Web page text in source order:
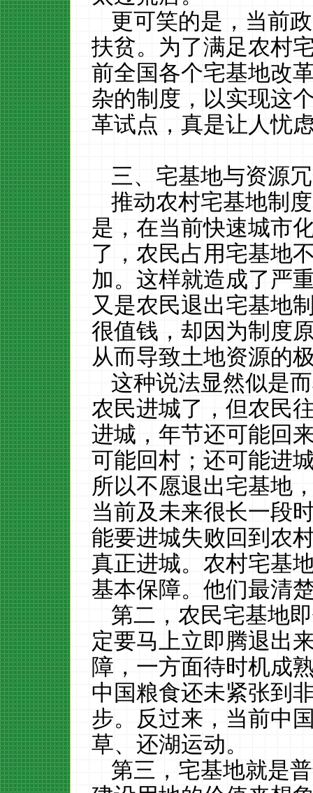
更可笑的是，当前
扶贫。为了满足农村
前全国各个宅基地改
杂的制度，以实现这
革试点，真是让人忧
三、宅基地与资源
推动农村宅基地制
是，在当前快速城市
了，农民占用宅基地
加。这样就造成了严
又是农民退出宅基地
很值钱，却因为制度
从而导致土地资源的
这种说法显然似是
农民进城了，但农民
进城，年节还可能回
可能回村；还可能进
所以不愿退出宅基地
当前及未来很长一段
能要进城失败回到农
真正进城。农村宅基
基本保障。他们最清
第二，农民宅基地
定要马上立即腾退出
障，一方面待时机成
中国粮食还未紧张到
步。反过来，当前中
草、还湖运动。
第三，宅基地就是